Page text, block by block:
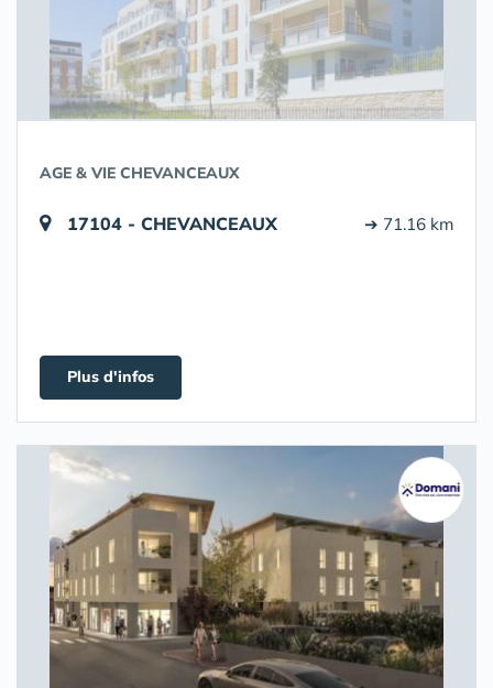
AGE & VIE CHEVANCEAUX
17104 - CHEVANCEAUX ➔ 71.16 km
Plus d'infos